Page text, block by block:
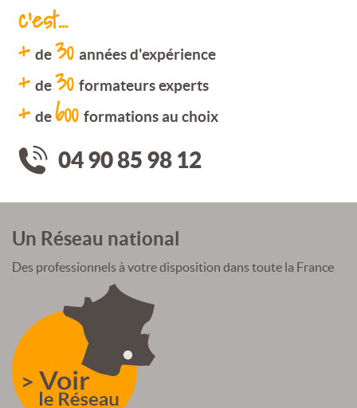
c'est...
+ de30 années d'expérience
+ de30 formateurs experts
+ de600 formations au choix
04 90 85 98 12
Un Réseau national
Des professionnels à votre disposition dans toute la France